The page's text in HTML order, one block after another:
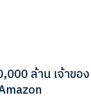
ล้าน เจ้าของ